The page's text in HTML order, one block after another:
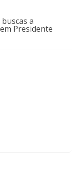
buscas a
Presidente